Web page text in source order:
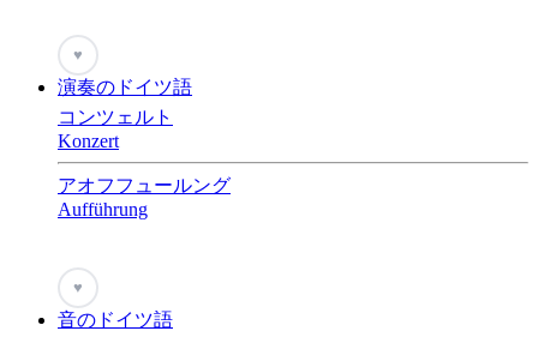
♥
演奏のドイツ語
コンツェルト
Konzert
アオフフュールング
Aufführung
♥
音のドイツ語